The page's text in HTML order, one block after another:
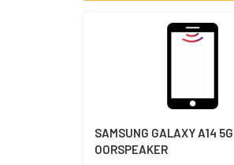
SAMSUNG GALAXY A14 5G
OORSPEAKER